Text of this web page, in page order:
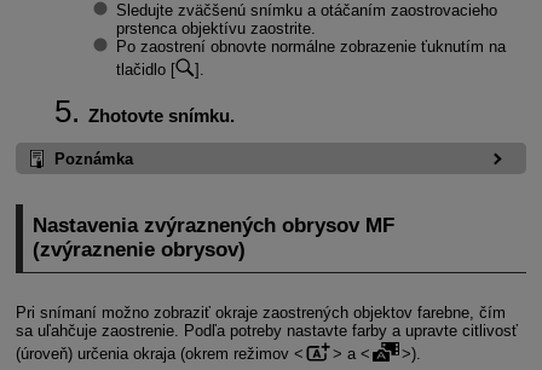
Sledujte zväčšenú snímku a otáčaním zaostrovacieho
prstenca objektívu zaostrite.
Po zaostrení obnovte normálne zobrazenie ťuknutím na
tlačidlo [
].
Zhotovte snímku.
Poznámka
Nastavenia zvýraznených obrysov MF
(zvýraznenie obrysov)
Pri snímaní možno zobraziť okraje zaostrených objektov farebne, čím
sa uľahčuje zaostrenie. Podľa potreby nastavte farby a upravte citlivosť
(úroveň) určenia okraja (okrem režimov
a ).